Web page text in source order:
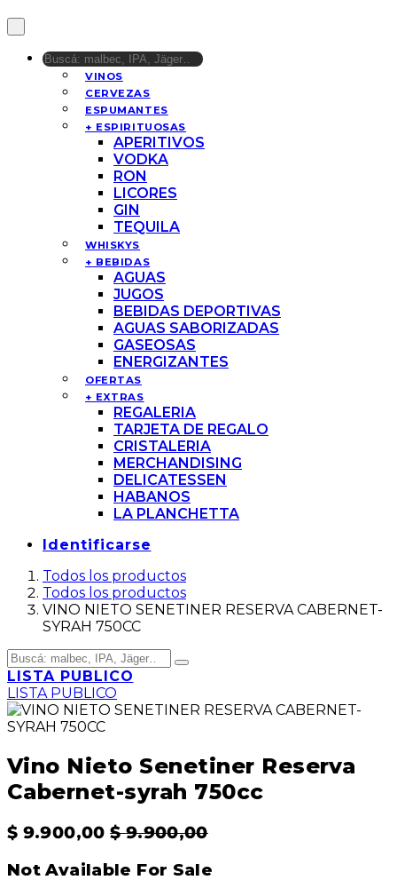
VINOS
CERVEZAS
ESPUMANTES
+ ESPIRITUOSAS
APERITIVOS
VODKA
RON
LICORES
GIN
TEQUILA
WHISKYS
+ BEBIDAS
AGUAS
JUGOS
BEBIDAS DEPORTIVAS
AGUAS SABORIZADAS
GASEOSAS
ENERGIZANTES
OFERTAS
+ EXTRAS
REGALERIA
TARJETA DE REGALO
CRISTALERIA
MERCHANDISING
DELICATESSEN
HABANOS
LA PLANCHETTA
Identificarse
Todos los productos
Todos los productos
VINO NIETO SENETINER RESERVA CABERNET-
SYRAH 750CC
LISTA PUBLICO
LISTA PUBLICO
Vino Nieto Senetiner Reserva
Cabernet-syrah 750cc
$ 9.900,00 $9.900,00
Not Available For Sale